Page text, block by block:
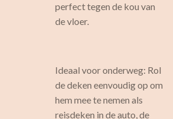
perfect tegen de kou van
de vloer.
Ideaal voor onderweg: Rol
de deken eenvoudig op om
hem mee te nemen als
reisdeken in de auto, de